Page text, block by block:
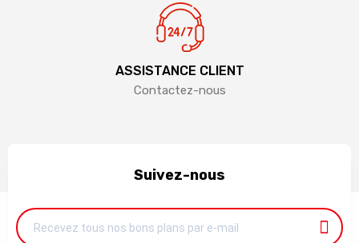
ASSISTANCE CLIENT
Contactez-nous
Suivez-nous